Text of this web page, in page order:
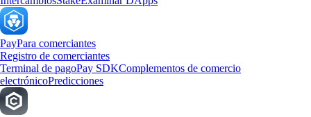
PayPara comerciantes
Registro de comerciantes
Terminal de pagoPay SDKComplementos de comercio
electrónicoPredicciones